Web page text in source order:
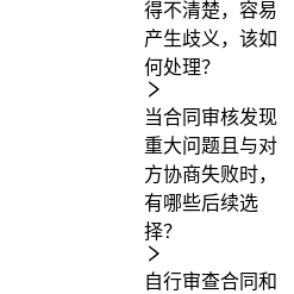
得不清楚，容易
产生歧义，该如
何处理？
当合同审核发现
重大问题且与对
方协商失败时，
有哪些后续选
择？
自行审查合同和